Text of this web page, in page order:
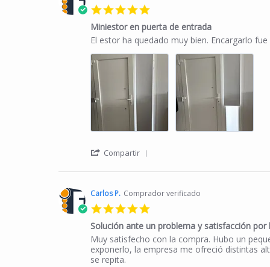
Miniestor en puerta de entrada
Review by Maria C. on 12 May 2026
review stating Miniestor en puerta de entrada
El estor ha quedado muy bien. Encargarlo
Compartir
Carlos P. Comprador verificado
Solución ante un problema y satisfacción por
Review by Carlos P. on 4 Apr 2024
review stating Solución ante un problema y
Muy satisfecho con la compra. Hubo un
exponerlo, la empresa me ofreció distintas
se repita.